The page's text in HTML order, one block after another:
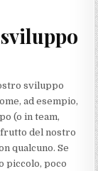
sviluppo
ad esempio,
(o in team,
frutto del nostro
qualcuno. Se
piccolo, poco